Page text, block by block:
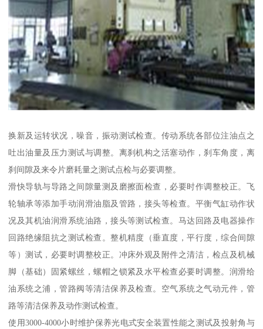
换新及运转状况，噪音，振动测试检查。传动系统各部位注油点之
吐出油量及压力测试与调整。离刹机构之活塞动作，刹车角度，离
刹间隙及来令片磨耗量之测试点检与必要调整。
滑快导轨与导路之间隙量测及磨擦面检查，必要时作调整校正。飞
轮轴承等添加手动润滑油脂及管路，接头等检查。平衡气缸动作状
况及其机油润滑系统油路，接头等测试检查。马达回路及电器操作
回路绝缘阻抗之测试检查。整机精度（垂直度，平行度，综合间隙
等）测试，必要时调整校正。冲床外观及附件之清洁，检点及机械
脚（基础）固紧螺丝，螺帽之锁紧及水平检查必要时调整。润滑给
油系统之浦，管路阀等清洁保养及检查。空气系统之气动元件，管
路等清洁保养及动作测试检查。
使用3000-4000小时维护保养光电式安全装置性能之测试及投射角与